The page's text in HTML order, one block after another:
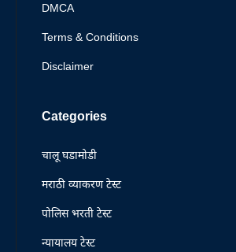
DMCA
Terms & Conditions
Disclaimer
Categories
चालू घडामोडी
मराठी व्याकरण टेस्ट
पोलिस भरती टेस्ट
न्यायालय टेस्ट